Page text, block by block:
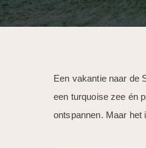
Een vakantie naar de
een turquoise zee én
ontspannen. Maar het